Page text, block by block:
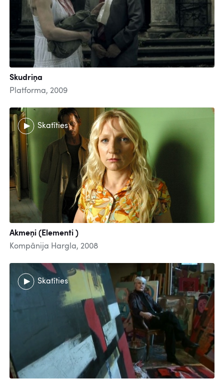
Skudriņa
Platforma, 2009
Skatīties
Akmeņi (Elementi )
Kompānija Hargla, 2008
Skatīties